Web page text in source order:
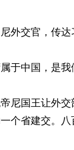
外交官，传达
于中国，是我
尼国王让外
个省建交。八